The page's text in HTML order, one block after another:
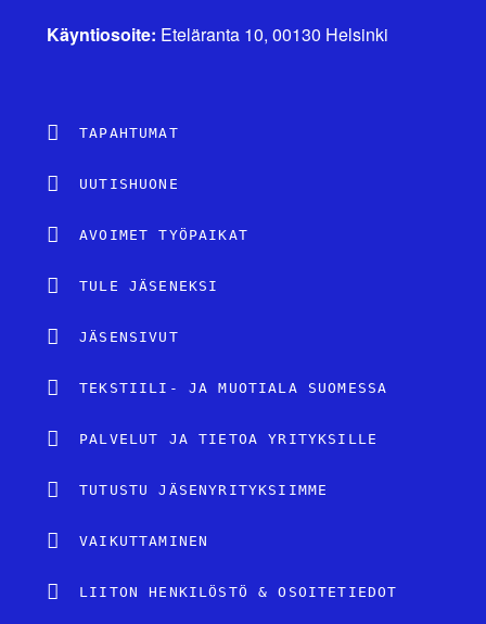
Käyntiosoite: Eteläranta 10, 00130 Helsinki
TAPAHTUMAT
UUTISHUONE
AVOIMET TYÖPAIKAT
TULE JÄSENEKSI
JÄSENSIVUT
TEKSTIILI- JA MUOTIALA SUOMESSA
PALVELUT JA TIETOA YRITYKSILLE
TUTUSTU JÄSENYRITYKSIIMME
VAIKUTTAMINEN
LIITON HENKILÖSTÖ & OSOITETIEDOT